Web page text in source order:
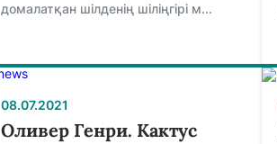
домалатқан шілденің шіліңгірі м...
08.07.2021
Оливер Генри. Кактус